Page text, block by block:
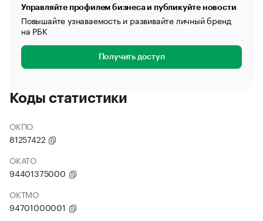
Управляйте профилем бизнеса и публикуйте новости
Повышайте узнаваемость и развивайте личный бренд
на РБК
Получить доступ
Коды статистики
ОКПО
81257422
ОКАТО
94401375000
ОКТМО
94701000001